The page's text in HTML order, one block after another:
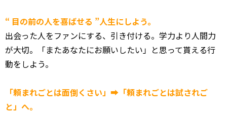
“ 目の前の人を喜ばせる ”人生にしよう。
出会った人をファンにする、引き付ける。学力より人間力
が大切。
「またあなたにお願いしたい」と思って貰える行
動をしよう。
「頼まれごとは面倒くさい」➡「頼まれごとは試されご
と」へ。